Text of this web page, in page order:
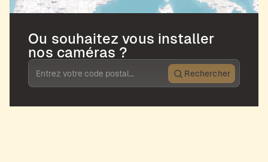
Ou souhaitez vous installer
nos caméras ?
Rechercher